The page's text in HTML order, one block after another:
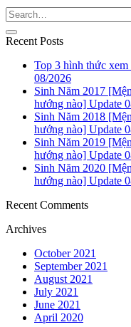
Recent Posts
Top 3 hình thức
08/2026
Sinh Năm 2017
hướng nào] Update
Sinh Năm 2018
hướng nào] Update
Sinh Năm 2019
hướng nào] Update
Sinh Năm 2020
hướng nào] Update
Recent Comments
Archives
October 2021
September 2021
August 2021
July 2021
June 2021
April 2020